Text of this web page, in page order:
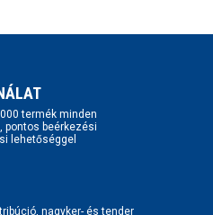
termék minden
pontos beérkezési
lehetőséggel
nagyker- és tender